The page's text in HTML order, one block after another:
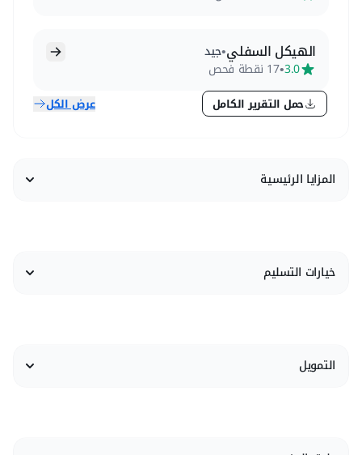
الهيكل السفلي•جيد
3.0
•17 نقطة فحص
حمل التقرير الكامل عرض الكل
المزايا الرئيسية
خيارات التسليم
التمويل